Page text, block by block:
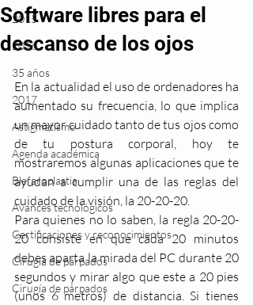
2015
2016
35 años
2017
Astigmatismo
Agenda académica
Blefaroplastia
Avances tecnológicos
Certificaciones y reconocimientos
Cirugía de párpados
Cirugía de párpados
Software libres para el
descanso de los ojos
En la actualidad el uso de ordenadores ha
aumentado su frecuencia, lo que implica
un mayor cuidado tanto de tus ojos como
de tu postura corporal, hoy te
mostraremos algunas aplicaciones que te
ayudan a cumplir una de las reglas del
cuidado de la visión, la 20-20-20.
Para quienes no lo saben, la regla 20-20-
20 consiste en que cada 20 minutos
debes aparta la mirada del PC durante 20
segundos y mirar algo que este a 20 pies
(unos 6 metros) de distancia. Si tienes